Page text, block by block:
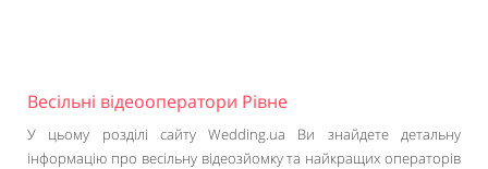
Весільні відеооператори Рівне
У цьому розділі сайту Wedding.ua Ви знайдете детальну
інформацію про весільну відеозйомку та найкращих операторів